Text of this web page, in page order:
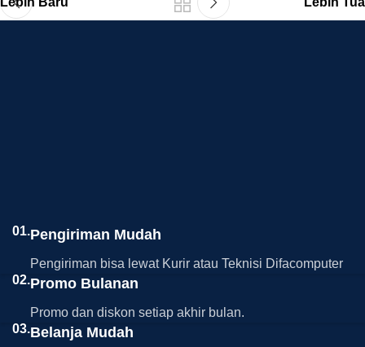
01.Pengiriman Mudah
Pengiriman bisa lewat Kurir atau Teknisi Difacomputer
02.Promo Bulanan
Promo dan diskon setiap akhir bulan.
03.Belanja Mudah